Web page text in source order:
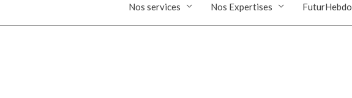
Nos services Nos Expertises FuturHebdo